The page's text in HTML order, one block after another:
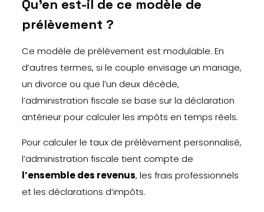
Qu’en est-il de ce modèle de
prélèvement ?
Ce modèle de prélèvement est modulable. En
d’autres termes, si le couple envisage un mariage,
un divorce ou que l’un deux décède,
l’administration fiscale se base sur la déclaration
antérieur pour calculer les impôts en temps réels.
Pour calculer le taux de prélèvement personnalisé,
l’administration fiscale tient compte de
l’ensemble des revenus, les frais professionnels
et les déclarations d’impôts.